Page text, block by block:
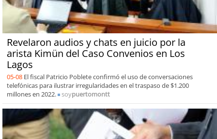
Revelaron audios y chats en juicio por la
arista Kimün del Caso Convenios en Los
Lagos
05-08 El fiscal Patricio Poblete confirmó el uso de conversaciones
telefónicas para ilustrar irregularidades en el traspaso de $1.200
millones en 2022.
soypuertomontt